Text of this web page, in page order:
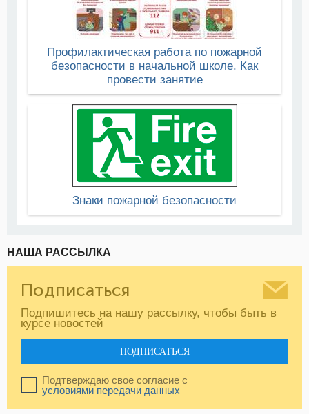
Профилактическая работа по пожарной
безопасности в начальной школе. Как
провести занятие
Знаки пожарной безопасности
НАША РАССЫЛКА
Подписаться
Подпишитесь на нашу рассылку, чтобы быть в
курсе новостей
ПОДПИСАТЬСЯ
Подтверждаю свое согласие с
условиями передачи данных